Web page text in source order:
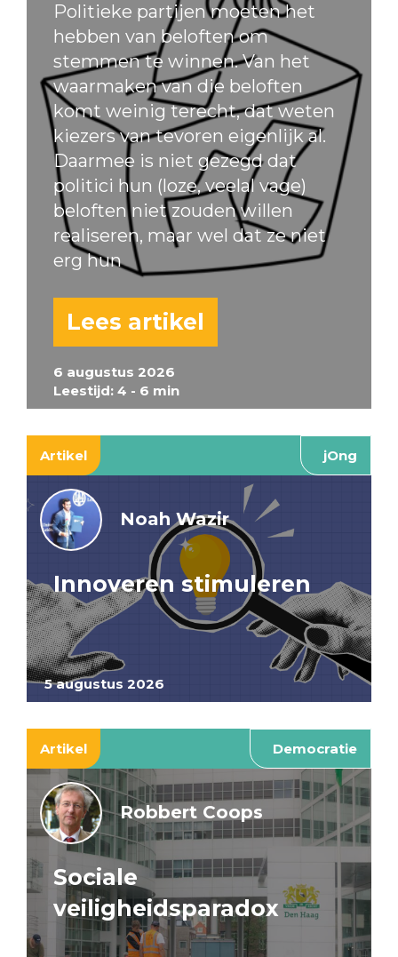
6 augustus 2026
Leestijd: 4 - 6 min
Politieke partijen moeten het
hebben van beloften om
stemmen te winnen. Van het
waarmaken van die beloften
komt weinig terecht, dat weten
kiezers van tevoren eigenlijk al.
Daarmee is niet gezegd dat
politici hun (loze, veelal vage)
beloften niet zouden willen
realiseren, maar wel dat ze niet
erg hun
Lees artikel
Artikel jOng
5 augustus 2026
Noah Wazir
Innoveren stimuleren
Artikel Democratie
Robbert Coops
Sociale
veiligheidsparadox